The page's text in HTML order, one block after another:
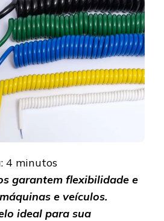
E
QUAL
O
IDEAL
PARA
VOCÊ?
4 minutos
garantem flexibilidade e
e veículos.
ideal para sua